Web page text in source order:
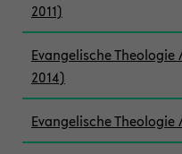
2011)
Evangelische Theologie
2014)
Evangelische Theologie